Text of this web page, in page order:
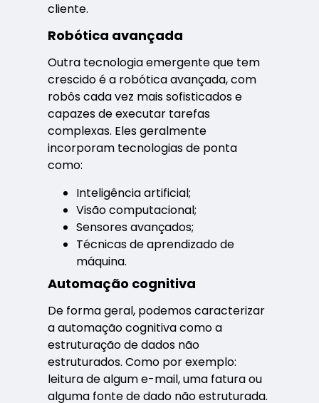
cliente.
Robótica avançada
Outra tecnologia emergente que tem
crescido é a robótica avançada, com
robôs cada vez mais sofisticados e
capazes de executar tarefas
complexas. Eles geralmente
incorporam tecnologias de ponta
como:
Inteligência artificial;
Visão computacional;
Sensores avançados;
Técnicas de aprendizado de
máquina.
Automação cognitiva
De forma geral, podemos caracterizar
a automação cognitiva como a
estruturação de dados não
estruturados. Como por exemplo:
leitura de algum e-mail, uma fatura ou
alguma fonte de dado não estruturada.